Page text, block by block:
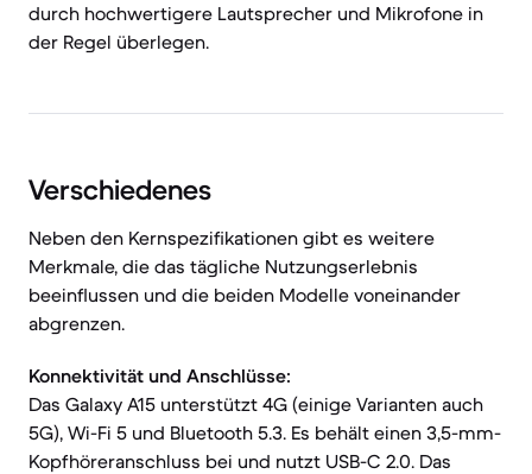
durch hochwertigere Lautsprecher und Mikrofone in
der Regel überlegen.
Verschiedenes
Neben den Kernspezifikationen gibt es weitere
Merkmale, die das tägliche Nutzungserlebnis
beeinflussen und die beiden Modelle voneinander
abgrenzen.
Konnektivität und Anschlüsse:
Das Galaxy A15 unterstützt 4G (einige Varianten auch
5G), Wi-Fi 5 und Bluetooth 5.3. Es behält einen 3,5-mm-
Kopfhöreranschluss bei und nutzt USB-C 2.0. Das